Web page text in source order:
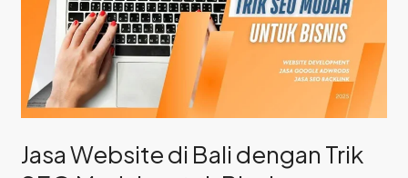
Jasa Website di Bali dengan Trik
SEO
Mudah
untuk
Bisnis